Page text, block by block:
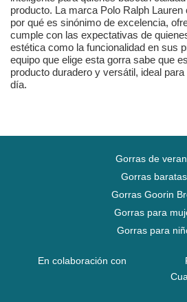
producto. La marca Polo Ralph
por qué es sinónimo de excelencia,
cumple con las expectativas de
estética como la funcionalidad en sus
equipo que elige esta gorra sabe que
producto duradero y versátil, ideal
día.
Gorras de
Gorras baratas
Gorras Goorin
Gorras para
Gorras para
En colaboración con